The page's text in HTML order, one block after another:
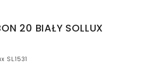
20 BIAŁY SOLLUX
SL.1531